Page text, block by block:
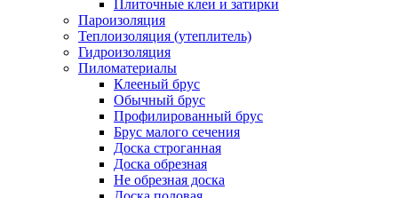
Плиточные клеи и затирки
Пароизоляция
Теплоизоляция (утеплитель)
Гидроизоляция
Пиломатериалы
Клееный брус
Обычный брус
Профилированный брус
Брус малого сечения
Доска строганная
Доска обрезная
Не обрезная доска